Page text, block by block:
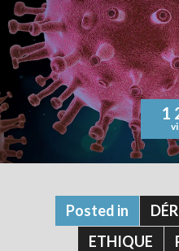
1
Posted in
ETHIQUE